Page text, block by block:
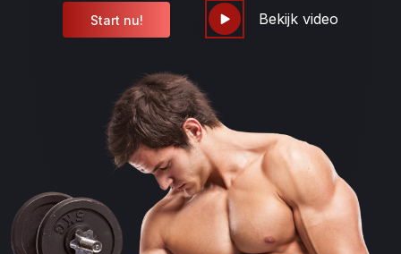
Start nu! Bekijk video